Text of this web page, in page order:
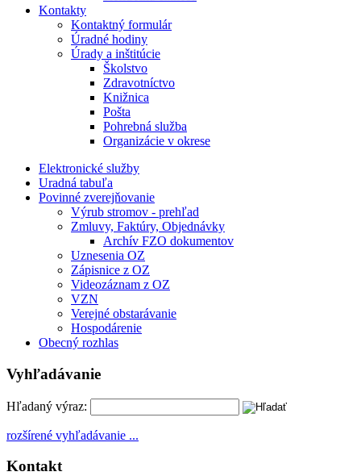
Kontakty
Kontaktný formulár
Úradné hodiny
Úrady a inštitúcie
Školstvo
Zdravotníctvo
Knižnica
Pošta
Pohrebná služba
Organizácie v okrese
Elektronické služby
Uradná tabuľa
Povinné zverejňovanie
Výrub stromov - prehľad
Zmluvy, Faktúry, Objednávky
Archív FZO dokumentov
Uznesenia OZ
Zápisnice z OZ
Videozáznam z OZ
VZN
Verejné obstarávanie
Hospodárenie
Obecný rozhlas
Vyhľadávanie
Hľadaný výraz:
rozšírené vyhľadávanie ...
Kontakt